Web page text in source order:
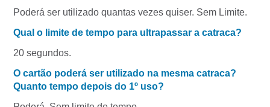
Poderá ser utilizado quantas vezes quiser. Sem Limite.
Qual o limite de tempo para ultrapassar a catraca?
20 segundos.
O cartão poderá ser utilizado na mesma catraca?
Quanto tempo depois do 1º uso?